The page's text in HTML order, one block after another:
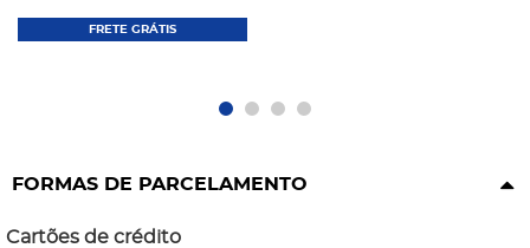
FRETE GRÁTIS
FORMAS DE PARCELAMENTO
Cartões de crédito